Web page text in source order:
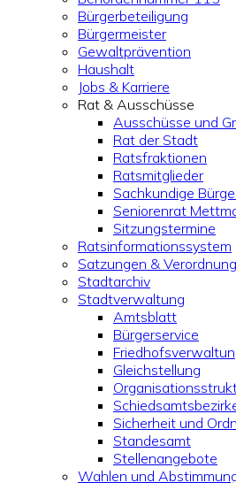
Bürgerbeteiligung
Bürgermeister
Gewaltprävention
Haushalt
Jobs & Karriere
Rat & Ausschüsse
Ausschüsse und
Rat der Stadt
Ratsfraktionen
Ratsmitglieder
Sachkundige
Seniorenrat
Sitzungstermine
Ratsinformationssystem
Satzungen &
Stadtarchiv
Stadtverwaltung
Amtsblatt
Bürgerservice
Gleichstellung
Sicherheit und
Standesamt
Stellenangebote
Wahlen und